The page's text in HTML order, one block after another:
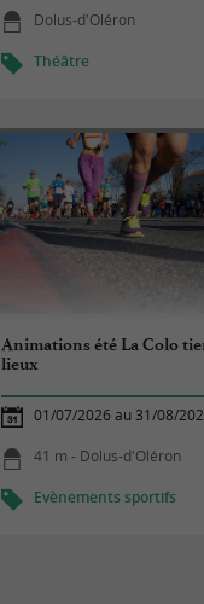
Dolus-d'Oléron
Théâtre
Animations été La Colo
lieux
01/07/2026 au 31/08/
41 m - Dolus-d'Oléron
Evènements sportifs